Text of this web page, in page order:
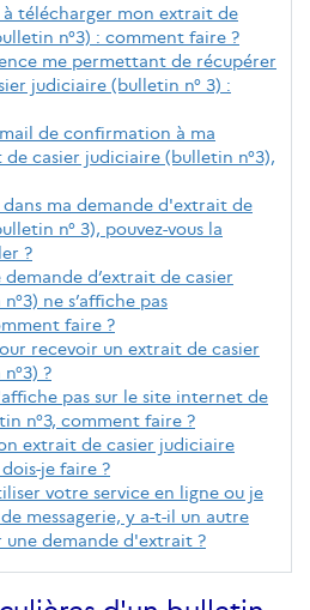
à télécharger mon extrait de
n°3) : comment faire ?
me permettant de récupérer
judiciaire (bulletin n° 3) :
mail de confirmation à ma
de casier judiciaire (bulletin n°3),
dans ma demande d'extrait de
n° 3), pouvez-vous la
?
d’extrait de casier
ne s’affiche pas
faire ?
recevoir un extrait de casier
?
pas sur le site internet de
n°3, comment faire ?
extrait de casier judiciaire
je faire ?
votre service en ligne ou je
messagerie, y a-t-il un autre
une demande d'extrait ?